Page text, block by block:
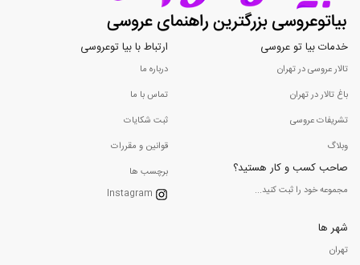
خدمات بیا تو عروسی
تالار عروسی در تهران
باغ تالار در تهران
تشریفات عروسی
وبلاگ
صاحب کسب و کار هستید؟
مجموعه خود را ثبت کنید...
ارتباط با بیا توعروسی
درباره ما
تماس با ما
ثبت شکایات
قوانین و مقررات
برچسب ها
Instagram
شهر ها
تهران